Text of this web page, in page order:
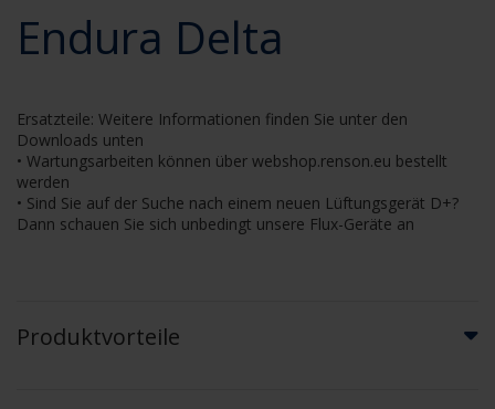
Endura Delta
Ersatzteile: Weitere Informationen finden Sie unter den
Downloads unten
• Wartungsarbeiten können über webshop.renson.eu bestellt
werden
• Sind Sie auf der Suche nach einem neuen Lüftungsgerät D+?
Dann schauen Sie sich unbedingt unsere Flux-Geräte an
Produktvorteile